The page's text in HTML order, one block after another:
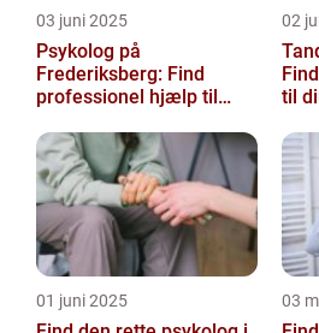
03 juni 2025
Psykolog på
Frederiksberg: Find
professionel hjælp til
02
til
01 juni 2025 03